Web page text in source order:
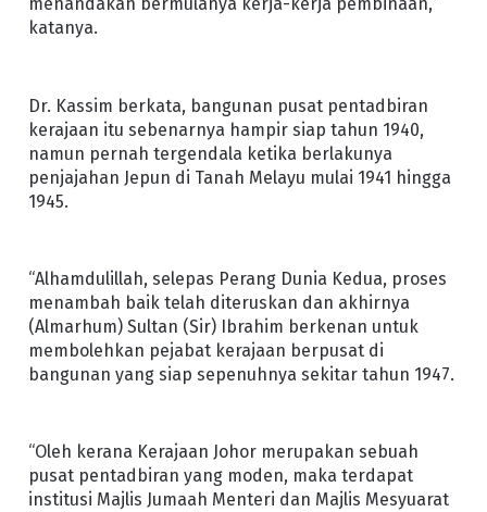
menandakan bermulanya kerja-kerja pembinaan,”
katanya.
Dr. Kassim berkata, bangunan pusat pentadbiran
kerajaan itu sebenarnya hampir siap tahun 1940,
namun pernah tergendala ketika berlakunya
penjajahan Jepun di Tanah Melayu mulai 1941 hingga
1945.
“Alhamdulillah, selepas Perang Dunia Kedua, proses
menambah baik telah diteruskan dan akhirnya
(Almarhum) Sultan (Sir) Ibrahim berkenan untuk
membolehkan pejabat kerajaan berpusat di
bangunan yang siap sepenuhnya sekitar tahun 1947.
“Oleh kerana Kerajaan Johor merupakan sebuah
pusat pentadbiran yang moden, maka terdapat
institusi Majlis Jumaah Menteri dan Majlis Mesyuarat